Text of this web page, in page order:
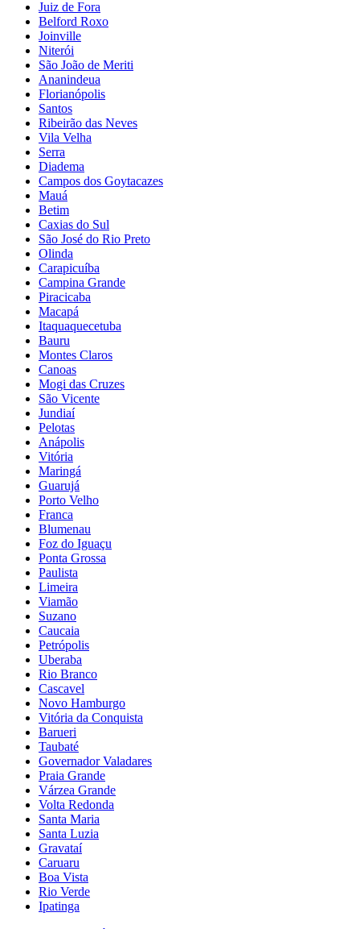
Juiz de Fora
Belford Roxo
Joinville
Niterói
São João de Meriti
Ananindeua
Florianópolis
Santos
Ribeirão das Neves
Vila Velha
Serra
Diadema
Campos dos Goytacazes
Mauá
Betim
Caxias do Sul
São José do Rio Preto
Olinda
Carapicuíba
Campina Grande
Piracicaba
Macapá
Itaquaquecetuba
Bauru
Montes Claros
Canoas
Mogi das Cruzes
São Vicente
Jundiaí
Pelotas
Anápolis
Vitória
Maringá
Guarujá
Porto Velho
Franca
Blumenau
Foz do Iguaçu
Ponta Grossa
Paulista
Limeira
Viamão
Suzano
Caucaia
Petrópolis
Uberaba
Rio Branco
Cascavel
Novo Hamburgo
Vitória da Conquista
Barueri
Taubaté
Governador Valadares
Praia Grande
Várzea Grande
Volta Redonda
Santa Maria
Santa Luzia
Gravataí
Caruaru
Boa Vista
Rio Verde
Ipatinga